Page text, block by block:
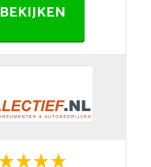
BEKIJKEN